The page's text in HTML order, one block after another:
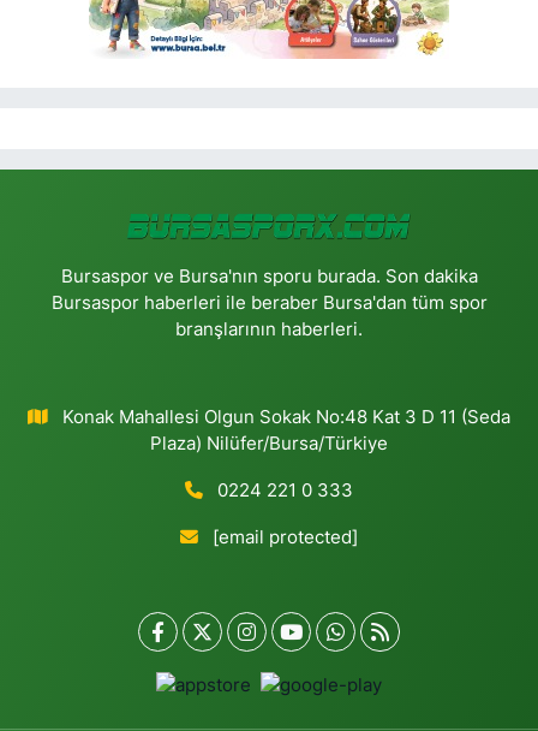
Bursaspor ve Bursa'nın sporu burada. Son dakika
Bursaspor haberleri ile beraber Bursa'dan tüm spor
branşlarının haberleri.
Konak Mahallesi Olgun Sokak No:48 Kat 3 D 11 (Seda
Plaza) Nilüfer/Bursa/Türkiye
0224 221 0 333
[email protected]